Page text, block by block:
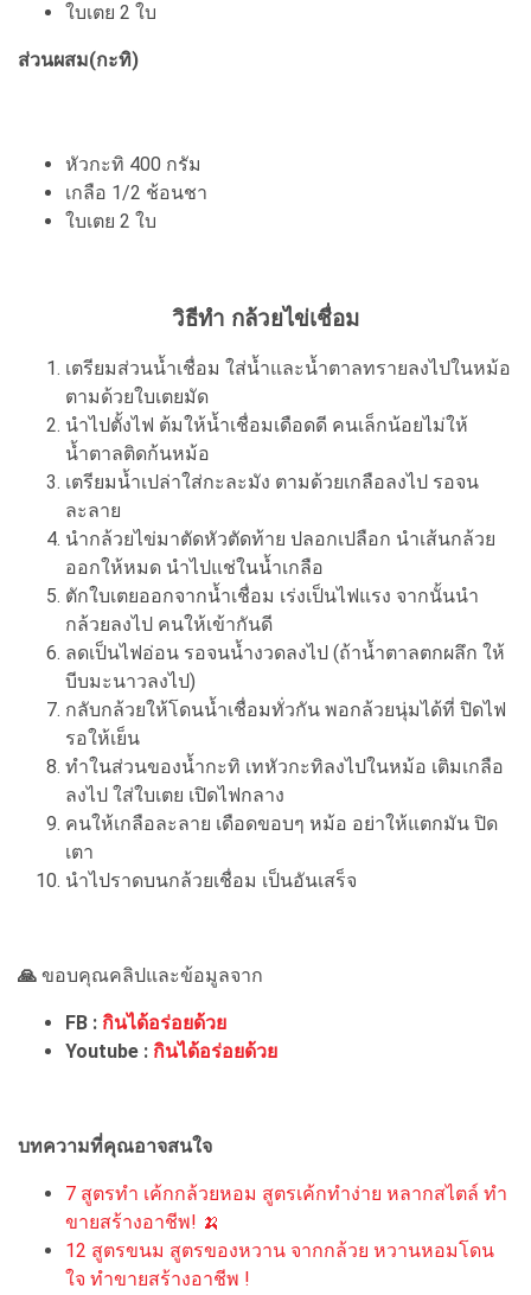
ใบเตย 2 ใบ
ส่วนผสม(กะทิ)
หัวกะทิ 400 กรัม
เกลือ 1/2 ช้อนชา
ใบเตย 2 ใบ
วิธีทำ กล้วยไข่เชื่อม
เตรียมส่วนน้ำเชื่อม ใส่น้ำและน้ำตาลทรายลงไปในหม้อ
ตามด้วยใบเตยมัด
นำไปตั้งไฟ ต้มให้น้ำเชื่อมเดือดดี คนเล็กน้อยไม่ให้
น้ำตาลติดก้นหม้อ
เตรียมน้ำเปล่าใส่กะละมัง ตามด้วยเกลือลงไป รอจน
ละลาย
นำกล้วยไข่มาตัดหัวตัดท้าย ปลอกเปลือก นำเส้นกล้วย
ออกให้หมด นำไปแช่ในน้ำเกลือ
ตักใบเตยออกจากน้ำเชื่อม เร่งเป็นไฟแรง จากนั้นนำ
กล้วยลงไป คนให้เข้ากันดี
ลดเป็นไฟอ่อน รอจนน้ำงวดลงไป (ถ้าน้ำตาลตกผลึก ให้
บีบมะนาวลงไป)
กลับกล้วยให้โดนน้ำเชื่อมทั่วกัน พอกล้วยนุ่มได้ที่ ปิดไฟ
รอให้เย็น
ทำในส่วนของน้ำกะทิ เทหัวกะทิลงไปในหม้อ เติมเกลือ
ลงไป ใส่ใบเตย เปิดไฟกลาง
คนให้เกลือละลาย เดือดขอบๆ หม้อ อย่าให้แตกมัน ปิด
เตา
นำไปราดบนกล้วยเชื่อม เป็นอันเสร็จ
🙏 ขอบคุณคลิปและข้อมูลจาก
FB : กินได้อร่อยด้วย
Youtube : กินได้อร่อยด้วย
บทความที่คุณอาจสนใจ
7 สูตรทำ เค้กกล้วยหอม สูตรเค้กทำง่าย หลากสไตล์ ทำ
ขายสร้างอาชีพ! 🍌
12 สูตรขนม สูตรของหวาน จากกล้วย หวานหอมโดน
ใจ ทำขายสร้างอาชีพ !